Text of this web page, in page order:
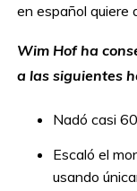
en español quiere
Wim Hof ha
a las siguientes
Nadó casi
Escaló el
usando